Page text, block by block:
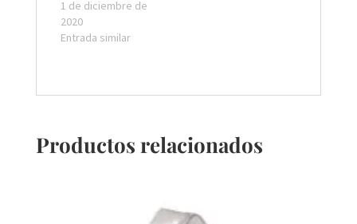
1 de diciembre de
2020
Entrada similar
Productos relacionados